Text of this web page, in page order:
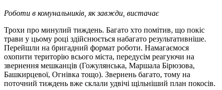
Роботи в комунальників, як завжди, вистачає
Трохи про минулий тиждень. Багато хто помітив, що покіс
трави у цьому році здійснюється набагато результативніше.
Перейшли на бригадний формат роботи. Намагаємося
охопити територію всього міста, передусім реагуючи на
звернення мешканців (Гожулянська, Маршала Бірюзова,
Башкирцевої, Огнівка тощо). Звернень багато, тому на
поточний тиждень вже склали удвічі щільніший план покосів.